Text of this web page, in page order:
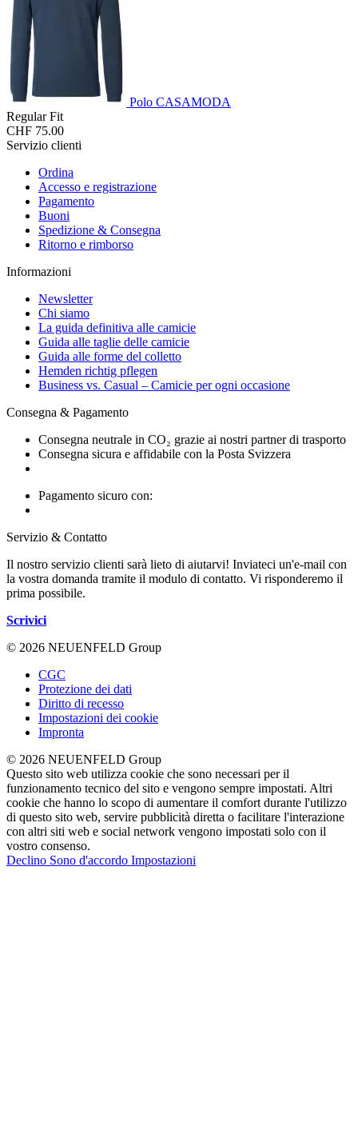
Polo CASAMODA
Regular Fit
CHF 75.00
Servizio clienti
Ordina
Accesso e registrazione
Pagamento
Buoni
Spedizione & Consegna
Ritorno e rimborso
Informazioni
Newsletter
Chi siamo
La guida definitiva alle camicie
Guida alle taglie delle camicie
Guida alle forme del colletto
Hemden richtig pflegen
Business vs. Casual – Camicie per ogni occasione
Consegna & Pagamento
Consegna neutrale in CO₂ grazie ai nostri partner di trasporto
Consegna sicura e affidabile con la Posta Svizzera
Pagamento sicuro con:
Servizio & Contatto
Il nostro servizio clienti sarà lieto di aiutarvi! Inviateci un'e-mail con
la vostra domanda tramite il modulo di contatto. Vi risponderemo il
prima possibile.
Scrivici
© 2026 NEUENFELD Group
CGC
Protezione dei dati
Diritto di recesso
Impostazioni dei cookie
Impronta
© 2026 NEUENFELD Group
Questo sito web utilizza cookie che sono necessari per il
funzionamento tecnico del sito e vengono sempre impostati. Altri
cookie che hanno lo scopo di aumentare il comfort durante l'utilizzo
di questo sito web, servire pubblicità diretta o facilitare l'interazione
con altri siti web e social network vengono impostati solo con il
vostro consenso.
Declino Sono d'accordo Impostazioni